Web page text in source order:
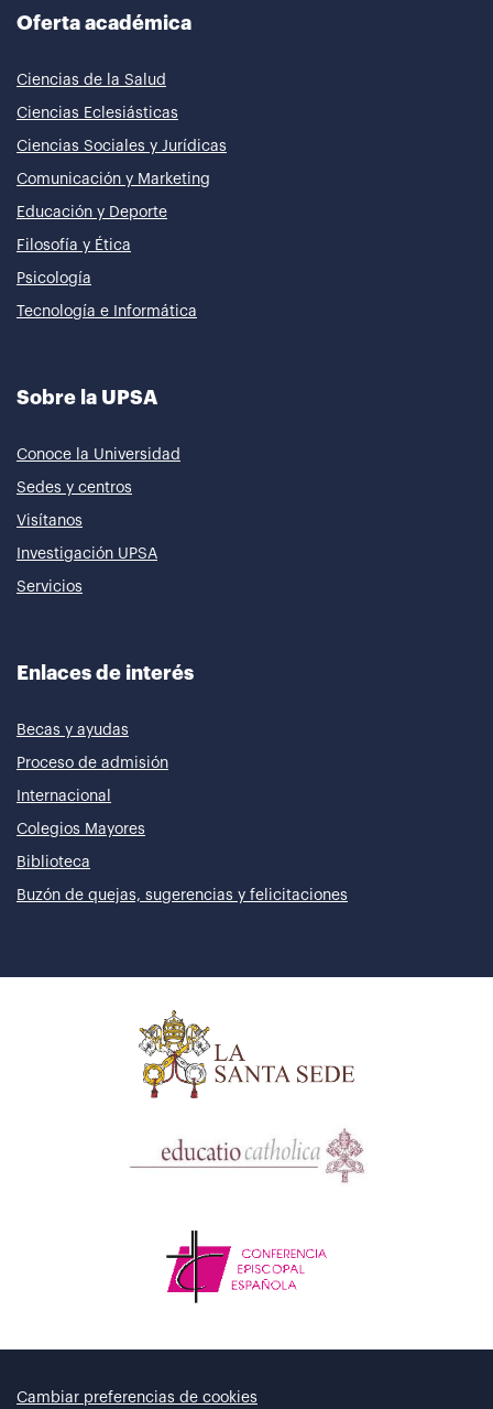
Oferta académica
Ciencias de la Salud
Ciencias Eclesiásticas
Ciencias Sociales y Jurídicas
Comunicación y Marketing
Educación y Deporte
Filosofía y Ética
Psicología
Tecnología e Informática
Sobre la UPSA
Conoce la Universidad
Sedes y centros
Visítanos
Investigación UPSA
Servicios
Enlaces de interés
Becas y ayudas
Proceso de admisión
Internacional
Colegios Mayores
Biblioteca
Buzón de quejas, sugerencias y felicitaciones
Cambiar preferencias de cookies